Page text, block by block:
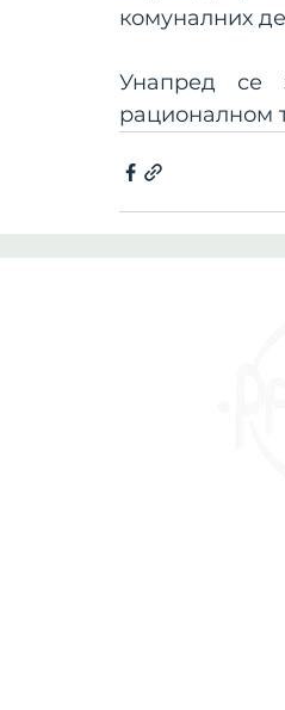
комуналних
Унапред се
рационалном